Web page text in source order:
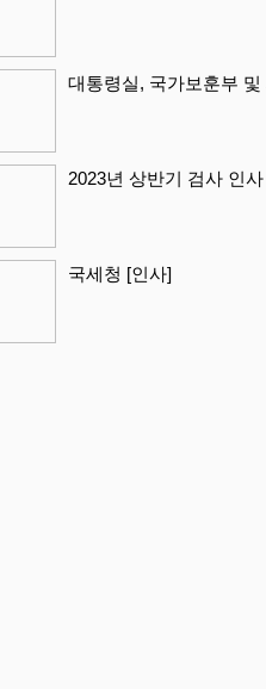
대통령실, 국가보훈부
2023년 상반기 검사 인사
국세청 [인사]